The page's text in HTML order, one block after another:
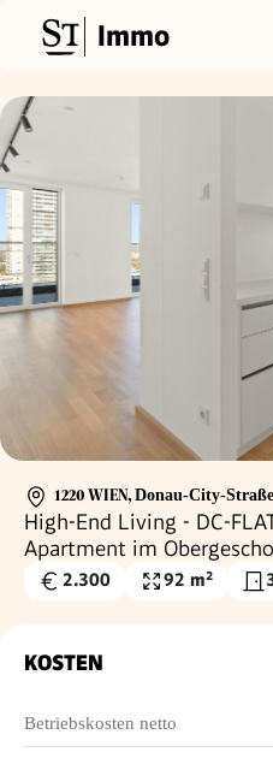
Immo
1220 WIEN, Donau-City-Straße
High-End Living - DC-
Apartment im
Gesamtmiete
2.300
Wohnfläche
92 m²
KOSTEN
Betriebskosten netto